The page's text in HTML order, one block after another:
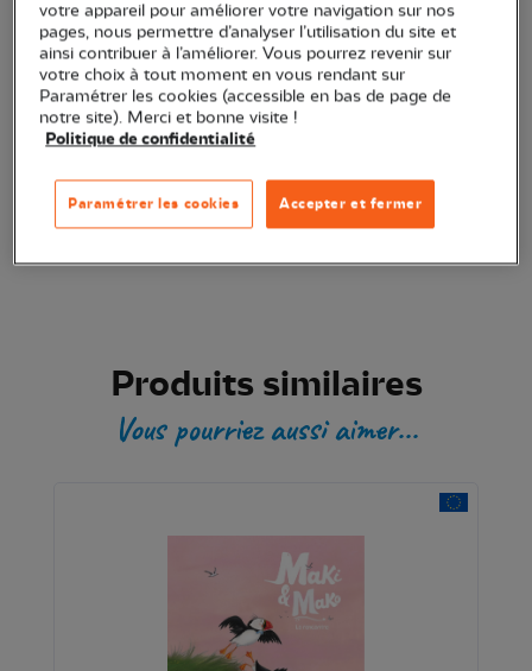
Quantité
En stock
Transaction sécurisée
Produits similaires
Vous pourriez aussi aimer...
votre appareil pour améliorer votre navigation sur nos
pages, nous permettre d’analyser l’utilisation du site et
ainsi contribuer à l’améliorer. Vous pourrez revenir sur
votre choix à tout moment en vous rendant sur
Paramétrer les cookies (accessible en bas de page de
notre site). Merci et bonne visite !
Politique de confidentialité
Accepter et fermer
Paramétrer les cookies